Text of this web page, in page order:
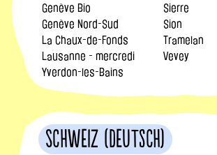
Genève Bio
Genève Nord-Sud
La Chaux-de-Fonds
Lausanne - mercredi
Sierre
Sion
Tramelan
Vevey
Yverdon-les-Bains
Schweiz (Deutsch)